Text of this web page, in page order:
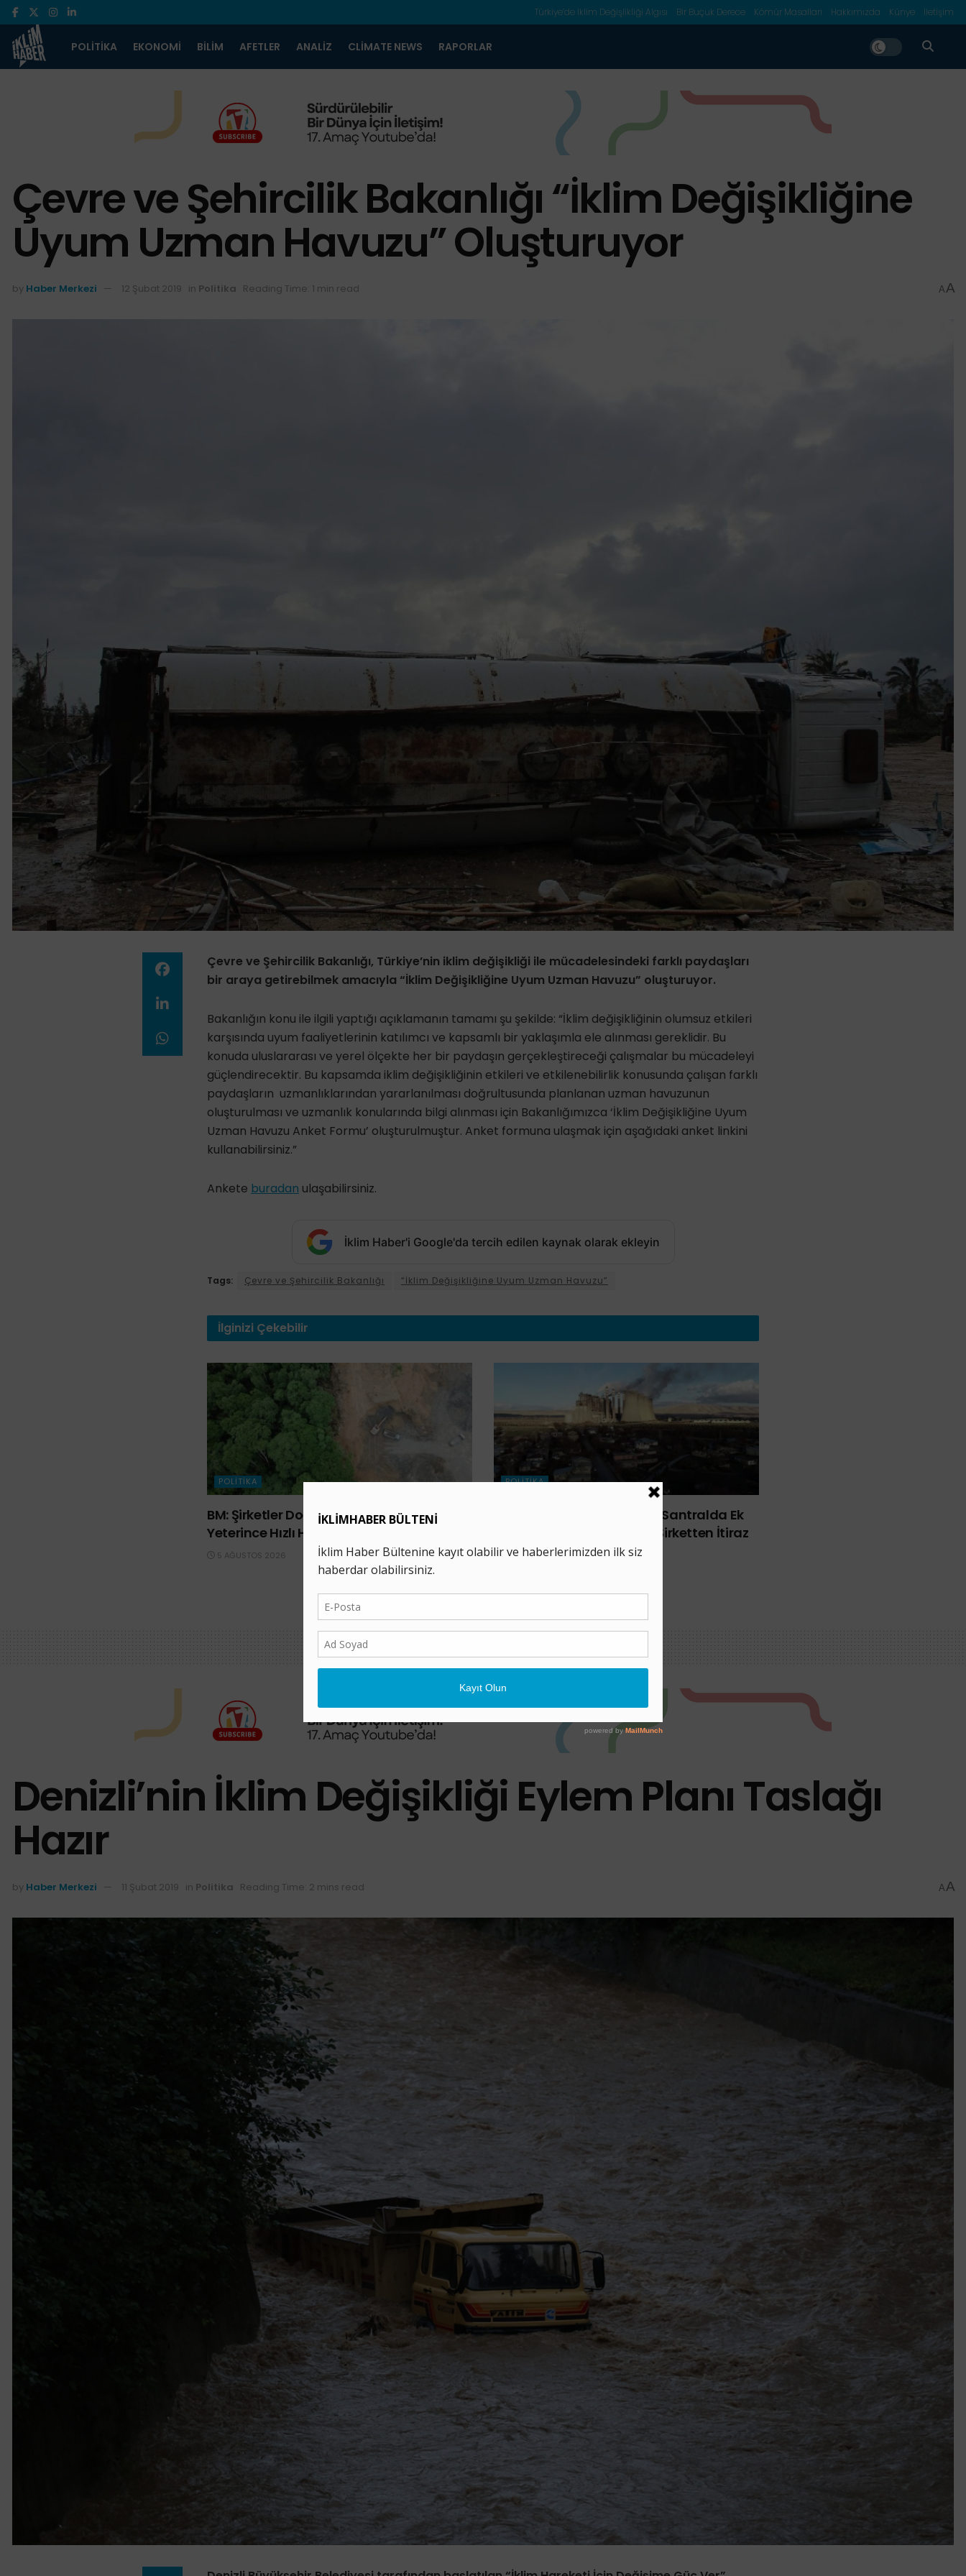
Türkiye’de İklim Değişlikliği Algısı Bir Buçuk Derece Kömür Masalları Hakkımızda Künye İletişim
POLITIKA EKONOMI BILIM AFETLER ANALIZ CLIMATE NEWS RAPORLAR
Çevre ve Şehircilik Bakanlığı “İklim Değişikliğine
Uyum Uzman Havuzu” Oluşturuyor
by Haber Merkezi 12 Şubat 2019 in Politika Reading Time: 1 min read AA
Çevre ve Şehircilik Bakanlığı, Türkiye’nin iklim değişikliği ile mücadelesindeki farklı paydaşları
bir araya getirebilmek amacıyla “İklim Değişikliğine Uyum Uzman Havuzu” oluşturuyor.
Bakanlığın konu ile ilgili yaptığı açıklamanın tamamı şu şekilde: “İklim değişikliğinin olumsuz etkileri
karşısında uyum faaliyetlerinin katılımcı ve kapsamlı bir yaklaşımla ele alınması gereklidir. Bu
konuda uluslararası ve yerel ölçekte her bir paydaşın gerçekleştireceği çalışmalar bu mücadeleyi
güçlendirecektir. Bu kapsamda iklim değişikliğinin etkileri ve etkilenebilirlik konusunda çalışan farklı
paydaşların uzmanlıklarından yararlanılması doğrultusunda planlanan uzman havuzunun
oluşturulması ve uzmanlık konularında bilgi alınması için Bakanlığımızca ‘İklim Değişikliğine Uyum
Uzman Havuzu Anket Formu’ oluşturulmuştur. Anket formuna ulaşmak için aşağıdaki anket linkini
kullanabilirsiniz.”
Ankete buradan ulaşabilirsiniz.
İklim Haber'i Google'da tercih edilen kaynak olarak ekleyin
Tags: Çevre ve Şehircilik Bakanlığı “İklim Değişikliğine Uyum Uzman Havuzu”
İlginizi Çekebilir
POLITIKA
BM: Şirketler Doğa Kaybı Konusunda
Yeterince Hızlı Hareket Etmiyor
5 AĞUSTOS 2026
POLITIKA
Afşin Elbistan’daki Termik Santralda Ek
Ünite İptaline Bakanlık ve Şirketten İtiraz
4 AĞUSTOS 2026
Denizli’nin İklim Değişikliği Eylem Planı Taslağı
Hazır
by Haber Merkezi 11 Şubat 2019 in Politika Reading Time: 2 mins read A A